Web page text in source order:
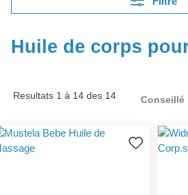
Huile de corps
Resultats 1 à 14 des 14